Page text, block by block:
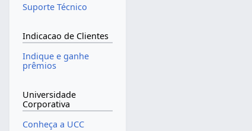
Suporte Técnico
Indicacao de Clientes
Indique e ganhe
prêmios
Universidade
Corporativa
Conheça a UCC